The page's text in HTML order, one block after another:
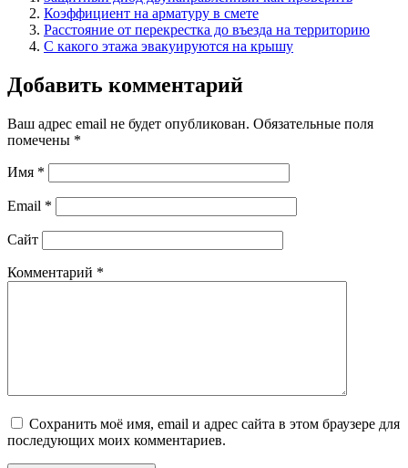
Коэффициент на арматуру в смете
Расстояние от перекрестка до въезда на территорию
С какого этажа эвакуируются на крышу
Добавить комментарий
Ваш адрес email не будет опубликован. Обязательные поля
помечены *
Имя *
Email *
Сайт
Комментарий *
Сохранить моё имя, email и адрес сайта в этом браузере для
последующих моих комментариев.